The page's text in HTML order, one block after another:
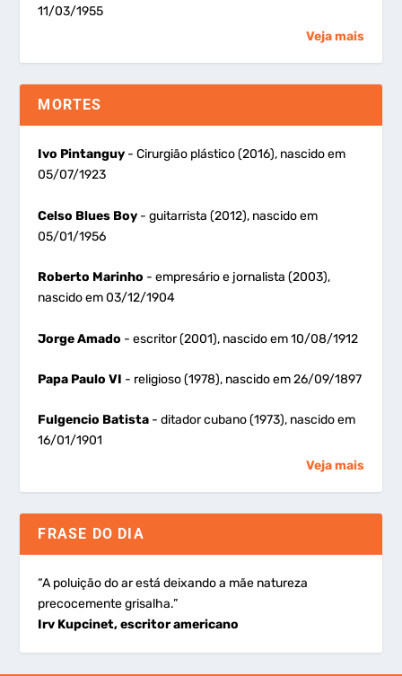
11/03/1955
Veja mais
MORTES
Ivo Pintanguy - Cirurgião plástico (2016), nascido em
05/07/1923
Celso Blues Boy - guitarrista (2012), nascido em
05/01/1956
Roberto Marinho - empresário e jornalista (2003),
nascido em 03/12/1904
Jorge Amado - escritor (2001), nascido em 10/08/1912
Papa Paulo VI - religioso (1978), nascido em 26/09/1897
Fulgencio Batista - ditador cubano (1973), nascido em
16/01/1901
Veja mais
FRASE DO DIA
“A poluição do ar está deixando a mãe natureza
precocemente grisalha.”
Irv Kupcinet, escritor americano